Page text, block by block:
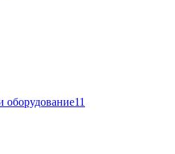
оборудование11